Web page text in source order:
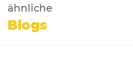
ähnliche
Blogs